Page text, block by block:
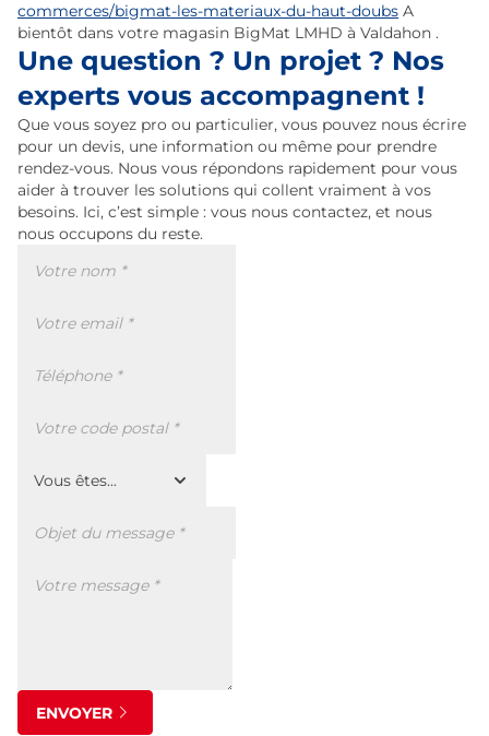
commerces/bigmat-les-materiaux-du-haut-doubs A
bientôt dans votre magasin BigMat LMHD à Valdahon .
Une question ? Un projet ? Nos
experts vous accompagnent !
Que vous soyez pro ou particulier, vous pouvez nous écrire
pour un devis, une information ou même pour prendre
rendez-vous. Nous vous répondons rapidement pour vous
aider à trouver les solutions qui collent vraiment à vos
besoins. Ici, c’est simple : vous nous contactez, et nous
nous occupons du reste.
ENVOYER